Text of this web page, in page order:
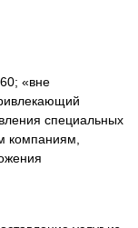
«вне
специальных
компаниям,